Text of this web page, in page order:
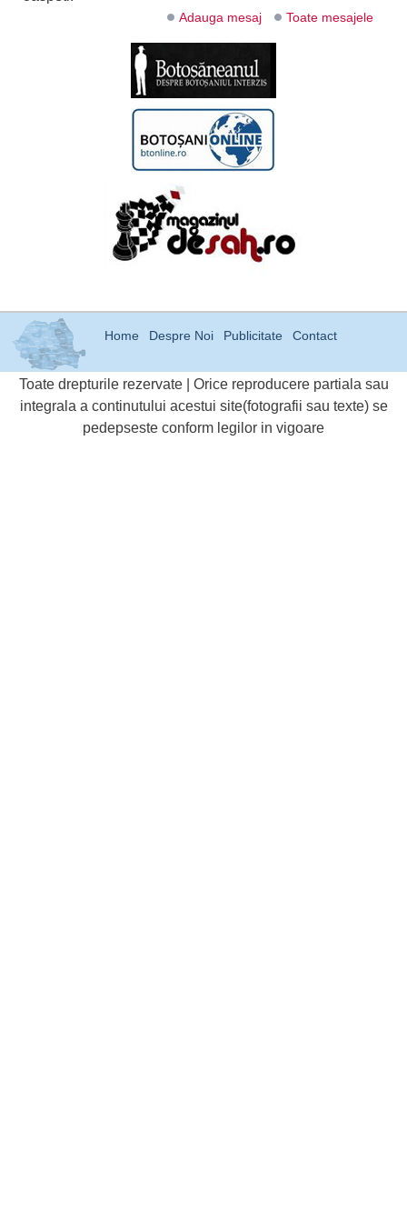
Adauga mesaj Toate mesajele
Home Despre Noi Publicitate Contact
Toate drepturile rezervate | Orice reproducere partiala sau
integrala a continutului acestui site(fotografii sau texte) se
pedepseste conform legilor in vigoare